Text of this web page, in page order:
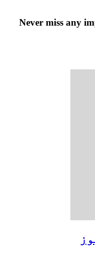
Never miss any